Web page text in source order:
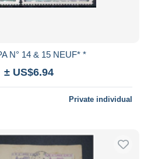
N° 14 & 15 NEUF* *
± US$6.94
Private individual